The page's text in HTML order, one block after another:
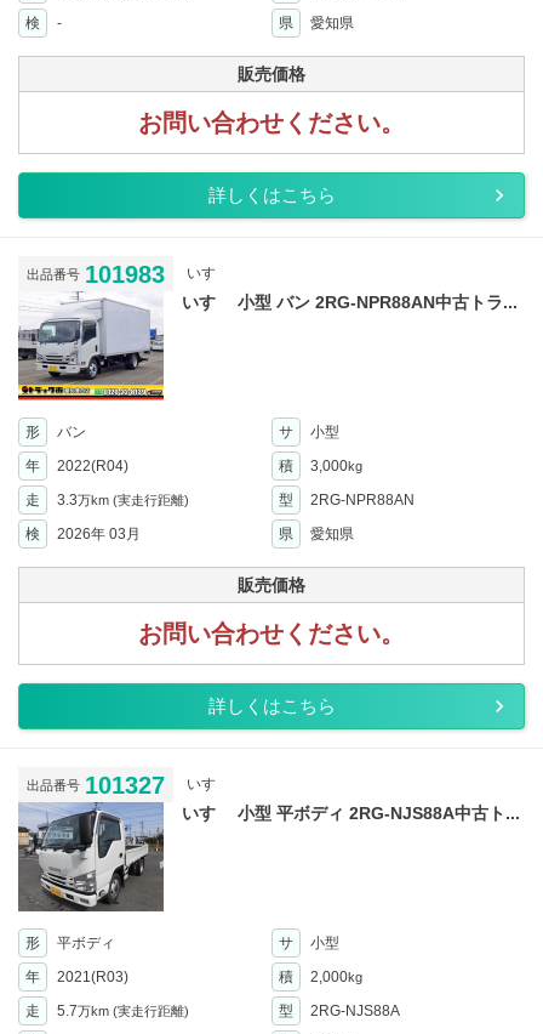
検
- 県 愛知県
販売価格
お問い合わせください。
詳しくはこちら
出品番号 101983 いすゞ
いすゞ 小型 バン 2RG-NPR88AN中古トラ...
形 バン サ
小型
年
2022(R04) 積 3,000kg
走 3.3万km (実走行距離) 型
2RG-NPR88AN
検
2026年 03月 県 愛知県
販売価格
お問い合わせください。
詳しくはこちら
出品番号 101327 いすゞ
いすゞ 小型 平ボディ 2RG-NJS88A中古ト...
形 平ボディ サ
小型
年
2021(R03) 積 2,000kg
走 5.7万km (実走行距離) 型
2RG-NJS88A